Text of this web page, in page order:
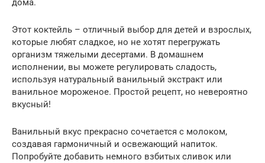
дома.
Этот коктейль – отличный выбор для детей и взрослых,
которые любят сладкое, но не хотят перегружать
организм тяжелыми десертами. В домашнем
исполнении, вы можете регулировать сладость,
используя натуральный ванильный экстракт или
ванильное мороженое. Простой рецепт, но невероятно
вкусный!
Ванильный вкус прекрасно сочетается с молоком,
создавая гармоничный и освежающий напиток.
Попробуйте добавить немного взбитых сливок или